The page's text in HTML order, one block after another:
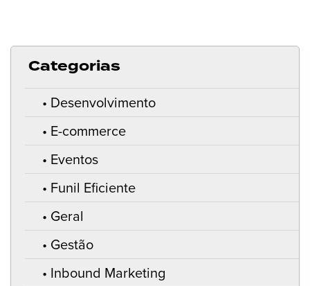
Categorias
Desenvolvimento
E-commerce
Eventos
Funil Eficiente
Geral
Gestão
Inbound Marketing